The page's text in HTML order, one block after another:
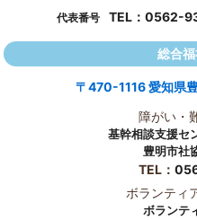
代表番号 TEL： 0562-
総合
〒470-1116 愛知県
障がい・
基幹相談支援セ
豊明市社
TEL：
ボランティ
ボランテ